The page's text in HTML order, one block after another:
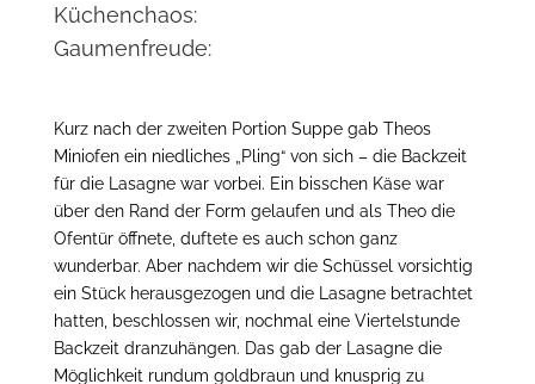
Küchenchaos:
Gaumenfreude:
Kurz nach der zweiten Portion Suppe gab Theos
Miniofen ein niedliches „Pling“ von sich – die Backzeit
für die Lasagne war vorbei. Ein bisschen Käse war
über den Rand der Form gelaufen und als Theo die
Ofentür öffnete, duftete es auch schon ganz
wunderbar. Aber nachdem wir die Schüssel vorsichtig
ein Stück herausgezogen und die Lasagne betrachtet
hatten, beschlossen wir, nochmal eine Viertelstunde
Backzeit dranzuhängen. Das gab der Lasagne die
Möglichkeit rundum goldbraun und knusprig zu